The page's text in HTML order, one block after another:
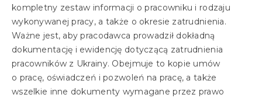
kompletny zestaw informacji o pracowniku i rodzaju
wykonywanej pracy, a także o okresie zatrudnienia.
Ważne jest, aby pracodawca prowadził dokładną
dokumentację i ewidencję dotyczącą zatrudnienia
pracowników z Ukrainy. Obejmuje to kopie umów
o pracę, oświadczeń i pozwoleń na pracę, a także
wszelkie inne dokumenty wymagane przez prawo